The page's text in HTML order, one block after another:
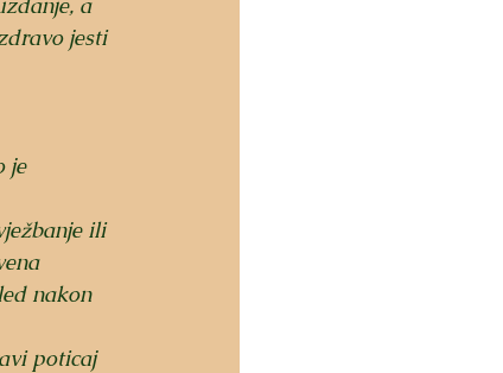
jesti
je
ili
nakon
poticaj